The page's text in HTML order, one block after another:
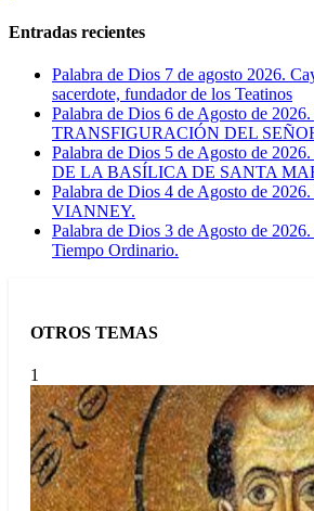
Entradas recientes
Palabra de Dios 7 de agosto 2026.
sacerdote, fundador de los Teatinos
Palabra de Dios 6 de Agosto de 2026.
TRANSFIGURACIÓN DEL
Palabra de Dios 5 de Agosto de
DE LA BASÍLICA DE SANTA
Palabra de Dios 4 de Agosto de
VIANNEY.
Palabra de Dios 3 de Agosto de
Tiempo Ordinario.
OTROS TEMAS
1